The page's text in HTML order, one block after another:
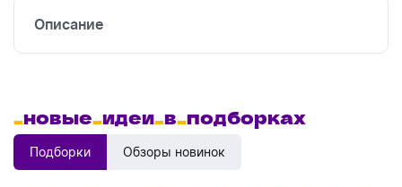
Описание
_новые_идеи_в_подборках
Подборки Обзоры новинок